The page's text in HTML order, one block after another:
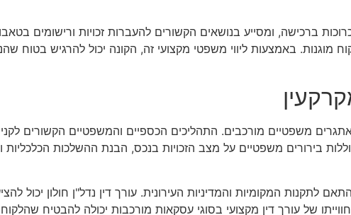
ברכישה, ומסייע בנושאים הקשורים להעברות זכויות ורישומים
מוגנות. באמצעות ליווי משפטי מקצועי זה, הקונה יכול להרגיש בטוח
משפטיים מורכבים. התהליכים הכספיים והמשפטיים הקשורים
בירורים משפטיים על מצב הזכויות בנכס, הבנת ההשלכות הכלכליות
לתקנות המקומיות והמדיניות העירונית. עורך דין נדל"ן חולון יכול
של עורך דין מקצועי בסוגי עסקאות מורכבות יכולה להבטיח